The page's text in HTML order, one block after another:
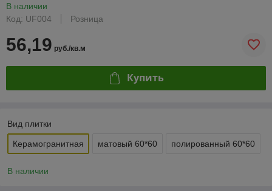
В наличии
Код: UF004
Розница
56,19 руб./кв.м
Купить
Вид плитки
Керамогранитная матовый 60*60 полированный 60*60
В наличии